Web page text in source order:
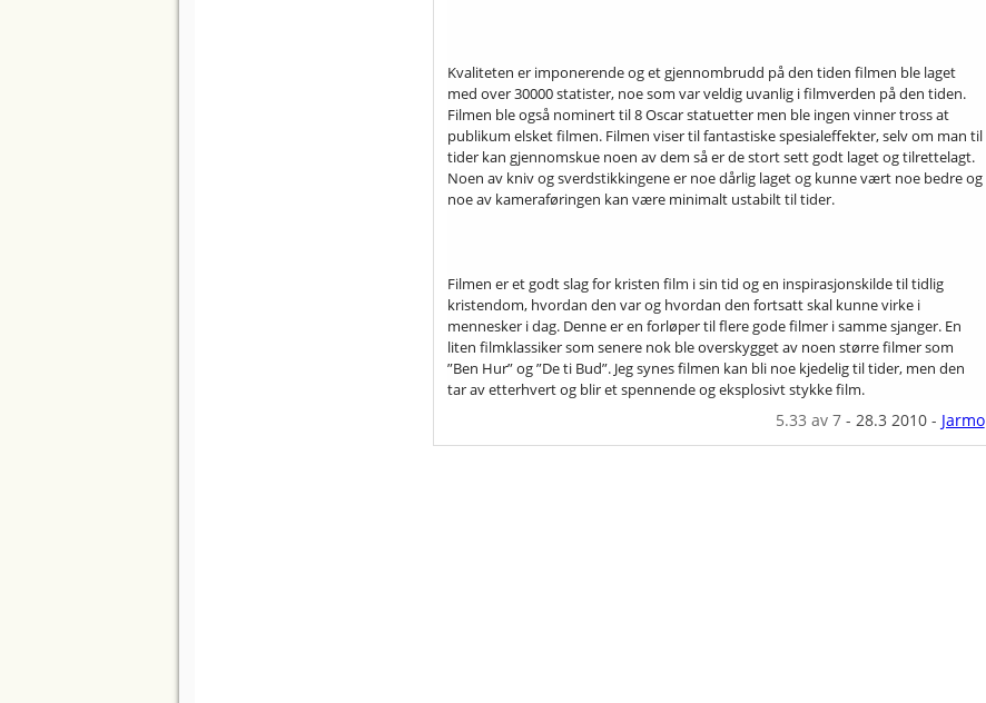
Kvaliteten er imponerende og et gjennombrudd på den tiden filmen ble laget
med over 30000 statister, noe som var veldig uvanlig i filmverden på den tiden.
Filmen ble også nominert til 8 Oscar statuetter men ble ingen vinner tross at
publikum elsket filmen. Filmen viser til fantastiske spesialeffekter, selv om man til
tider kan gjennomskue noen av dem så er de stort sett godt laget og tilrettelagt.
Noen av kniv og sverdstikkingene er noe dårlig laget og kunne vært noe bedre og
noe av kameraføringen kan være minimalt ustabilt til tider.
Filmen er et godt slag for kristen film i sin tid og en inspirasjonskilde til tidlig
kristendom, hvordan den var og hvordan den fortsatt skal kunne virke i
mennesker i dag. Denne er en forløper til flere gode filmer i samme sjanger. En
liten filmklassiker som senere nok ble overskygget av noen større filmer som
”Ben Hur” og ”De ti Bud”. Jeg synes filmen kan bli noe kjedelig til tider, men den
tar av etterhvert og blir et spennende og eksplosivt stykke film.
5.33 av 7- 28.3 2010- Jarmo